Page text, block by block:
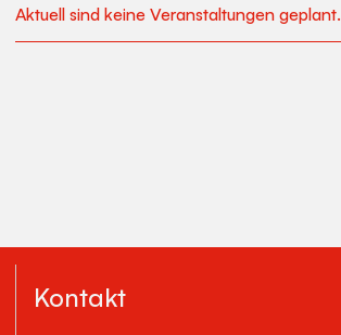
Aktuell sind keine Veranstaltungen geplant.
Kontakt